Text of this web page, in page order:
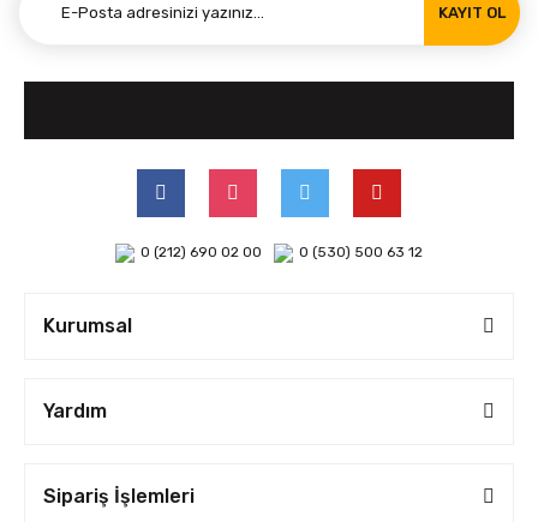
KAYIT OL
0 (212) 690 02 00 0 (530) 500 63 12
Kurumsal
Yardım
Sipariş İşlemleri